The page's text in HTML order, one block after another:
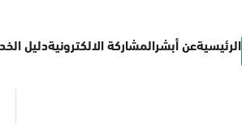
الرئيسيةعن أبشرالمشاركة الالكترونيةدليل